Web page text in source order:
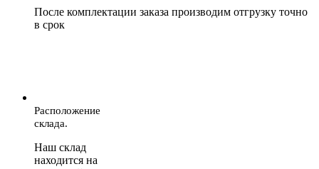
После комплектации заказа производим отгрузку точно
в срок
Расположение
склада.
Наш склад
находится на